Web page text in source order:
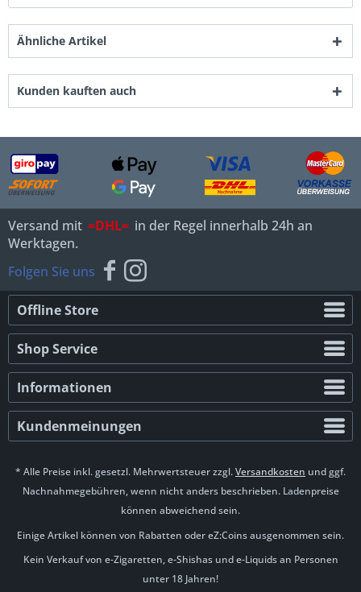
Ähnliche Artikel
Kunden kauften auch
Versand mit =DHL= in der Regel innerhalb 24h an
Werktagen.
Folgen Sie uns
Offline Store
Shop Service
Informationen
Kundenmeinungen
* Alle Preise inkl. gesetzl. Mehrwertsteuer zzgl.Versandkosten und ggf.
Nachnahmegebühren, wenn nicht anders beschrieben. Ladenpreise
können abweichend sein.
Einige Artikel können von Rabatten oder eZ:Coins ausgenommen sein.
Kein Verkauf von e-Zigaretten, e-Shishas und e-Liquids an Personen
unter 18 Jahren!